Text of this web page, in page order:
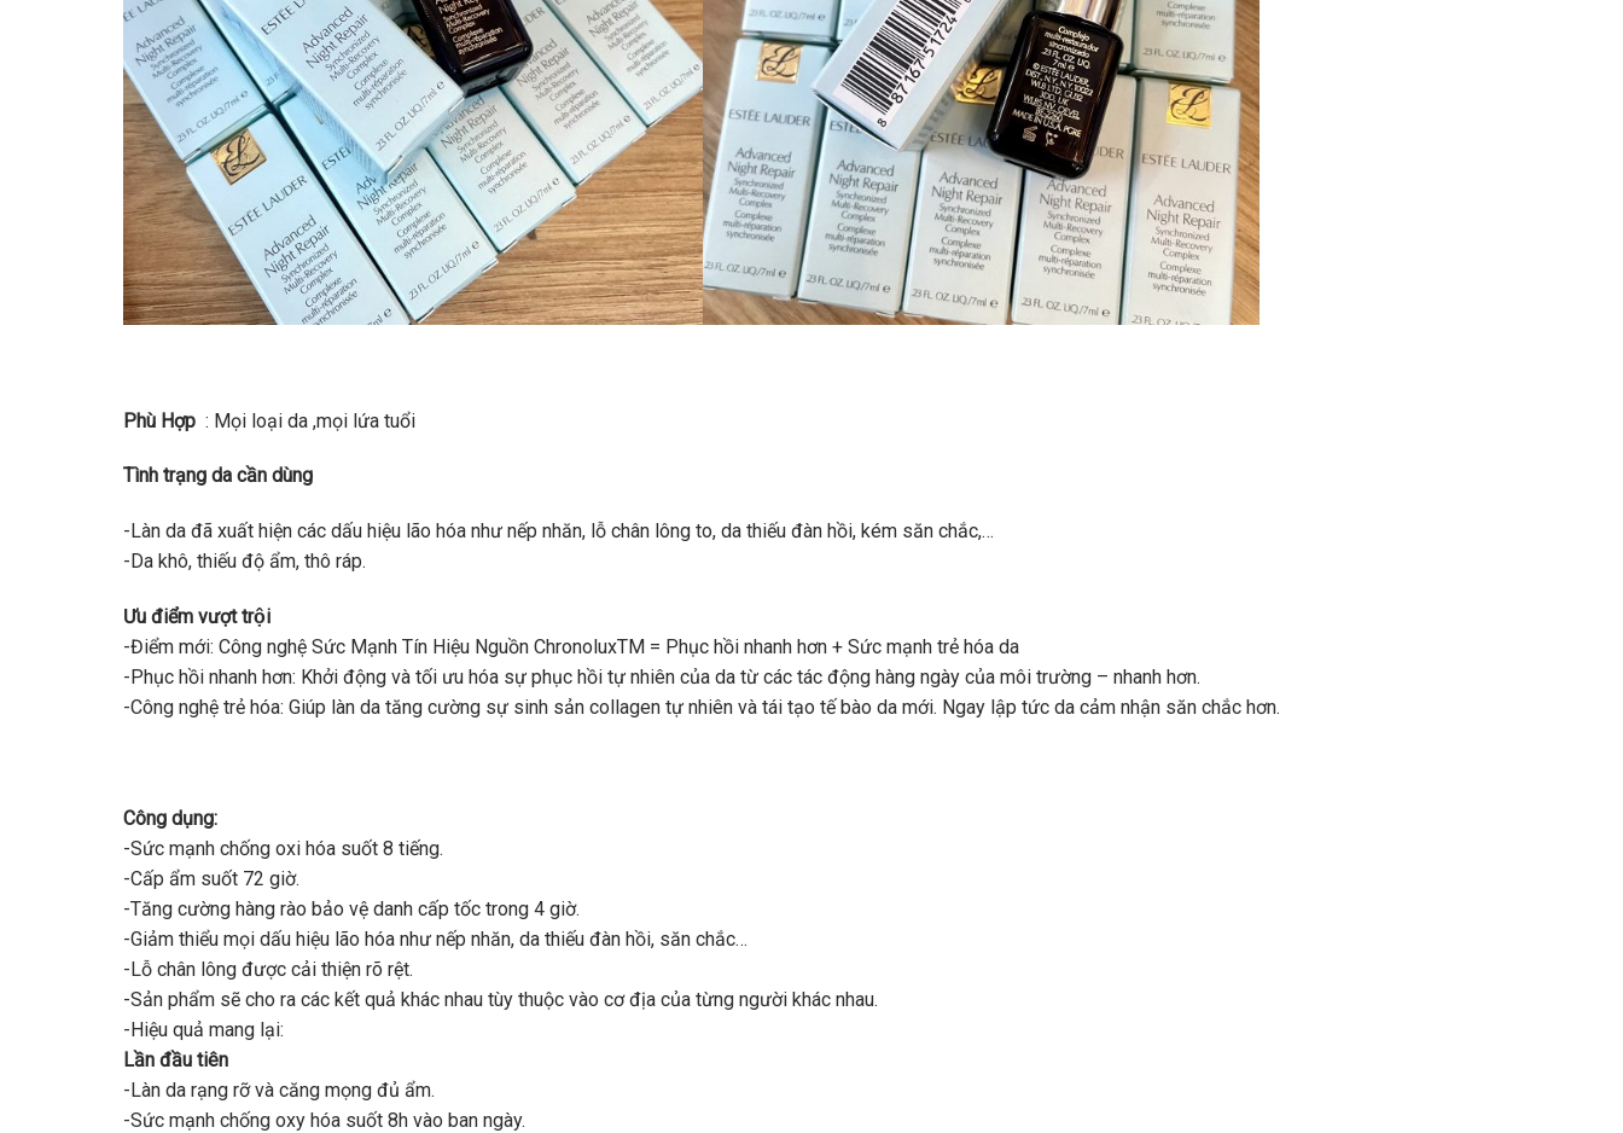
Phù Hợp : Mọi loại da ,mọi lứa tuổi
Tình trạng da cần dùng
-Làn da đã xuất hiện các dấu hiệu lão hóa như nếp nhăn, lỗ chân lông to, da thiếu đàn hồi, kém săn chắc,…
-Da khô, thiếu độ ẩm, thô ráp.
Ưu điểm vượt trội
-Điểm mới: Công nghệ Sức Mạnh Tín Hiệu Nguồn ChronoluxTM = Phục hồi nhanh hơn + Sức mạnh trẻ hóa da
-Phục hồi nhanh hơn: Khởi động và tối ưu hóa sự phục hồi tự nhiên của da từ các tác động hàng ngày của môi trường – nhanh hơn.
-Công nghệ trẻ hóa: Giúp làn da tăng cường sự sinh sản collagen tự nhiên và tái tạo tế bào da mới. Ngay lập tức da cảm nhận săn chắc hơn.
Công dụng:
-Sức mạnh chống oxi hóa suốt 8 tiếng.
-Cấp ẩm suốt 72 giờ.
-Tăng cường hàng rào bảo vệ danh cấp tốc trong 4 giờ.
-Giảm thiểu mọi dấu hiệu lão hóa như nếp nhăn, da thiếu đàn hồi, săn chắc…
-Lỗ chân lông được cải thiện rõ rệt.
-Sản phẩm sẽ cho ra các kết quả khác nhau tùy thuộc vào cơ địa của từng người khác nhau.
-Hiệu quả mang lại:
Lần đầu tiên
-Làn da rạng rỡ và căng mọng đủ ẩm.
-Sức mạnh chống oxy hóa suốt 8h vào ban ngày.